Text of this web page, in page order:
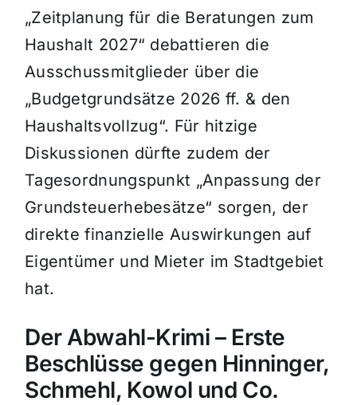
„Zeitplanung für die Beratungen zum
Haushalt 2027“ debattieren die
Ausschussmitglieder über die
„Budgetgrundsätze 2026 ff. & den
Haushaltsvollzug“. Für hitzige
Diskussionen dürfte zudem der
Tagesordnungspunkt „Anpassung der
Grundsteuerhebesätze“ sorgen, der
direkte finanzielle Auswirkungen auf
Eigentümer und Mieter im Stadtgebiet
hat.
Der Abwahl-Krimi – Erste
Beschlüsse gegen Hinninger,
Schmehl, Kowol und Co.